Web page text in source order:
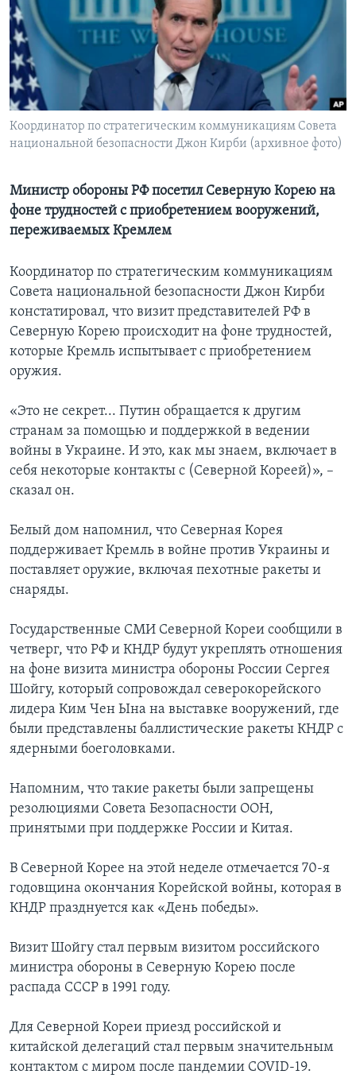
Learning English
СОЦИАЛЬНЫЕ СЕТИ
Языки
Координатор по стратегическим коммуникациям Совета
национальной безопасности Джон Кирби (архивное фото)
Министр обороны РФ посетил Северную Корею на
фоне трудностей с приобретением вооружений,
переживаемых Кремлем
Координатор по стратегическим коммуникациям
Совета национальной безопасности Джон Кирби
констатировал, что визит представителей РФ в
Северную Корею происходит на фоне трудностей,
которые Кремль испытывает с приобретением
оружия.
«Это не секрет... Путин обращается к другим
странам за помощью и поддержкой в ведении
войны в Украине. И это, как мы знаем, включает в
себя некоторые контакты с (Северной Кореей)», –
сказал он.
Белый дом напомнил, что Северная Корея
поддерживает Кремль в войне против Украины и
поставляет оружие, включая пехотные ракеты и
снаряды.
Государственные СМИ Северной Кореи сообщили в
четверг, что РФ и КНДР будут укреплять отношения
на фоне визита министра обороны России Сергея
Шойгу, который сопровождал северокорейского
лидера Ким Чен Ына на выставке вооружений, где
были представлены баллистические ракеты КНДР с
ядерными боеголовками.
Напомним, что такие ракеты были запрещены
резолюциями Совета Безопасности ООН,
принятыми при поддержке России и Китая.
В Северной Корее на этой неделе отмечается 70-я
годовщина окончания Корейской войны, которая в
КНДР празднуется как «День победы».
Визит Шойгу стал первым визитом российского
министра обороны в Северную Корею после
распада СССР в 1991 году.
Для Северной Кореи приезд российской и
китайской делегаций стал первым значительным
контактом с миром после пандемии COVID-19.